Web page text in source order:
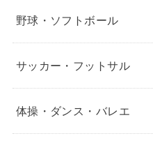
野球・ソフトボール
サッカー・フットサル
体操・ダンス・バレエ